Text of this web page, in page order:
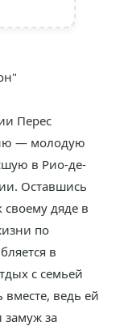
Перес
— молодую
в Рио-де-
Оставшись
своему дяде в
по
в
с семьей
ведь ей
замуж за